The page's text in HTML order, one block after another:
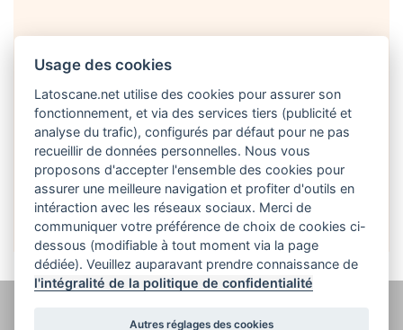
Français
Usage des cookies
Latoscane.net utilise des cookies pour assurer son
fonctionnement, et via des services tiers (publicité et
analyse du trafic), configurés par défaut pour ne pas
recueillir de données personnelles. Nous vous
proposons d'accepter l'ensemble des cookies pour
assurer une meilleure navigation et profiter d'outils en
intéraction avec les réseaux sociaux. Merci de
communiquer votre préférence de choix de cookies ci-
dessous (modifiable à tout moment via la page
dédiée). Veuillez auparavant prendre connaissance de
l'intégralité de la politique de confidentialité
Autres réglages des cookies